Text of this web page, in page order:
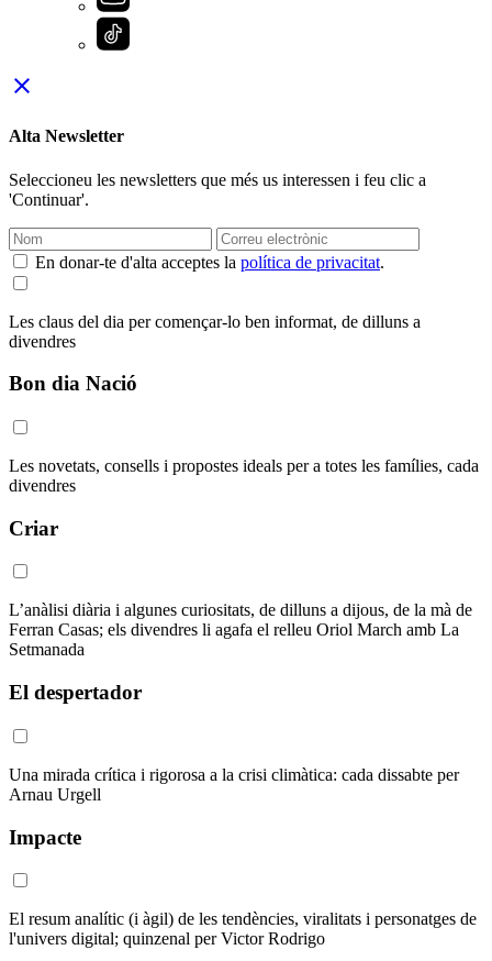
close
Alta Newsletter
Seleccioneu les newsletters que més us interessen i feu clic a
'Continuar'.
En donar-te d'alta acceptes la política de privacitat.
Les claus del dia per començar-lo ben informat, de dilluns a
divendres
Bon dia Nació
Les novetats, consells i propostes ideals per a totes les famílies, cada
divendres
Criar
L’anàlisi diària i algunes curiositats, de dilluns a dijous, de la mà de
Ferran Casas; els divendres li agafa el relleu Oriol March amb La
Setmanada
El despertador
Una mirada crítica i rigorosa a la crisi climàtica: cada dissabte per
Arnau Urgell
Impacte
El resum analític (i àgil) de les tendències, viralitats i personatges de
l'univers digital; quinzenal per Victor Rodrigo